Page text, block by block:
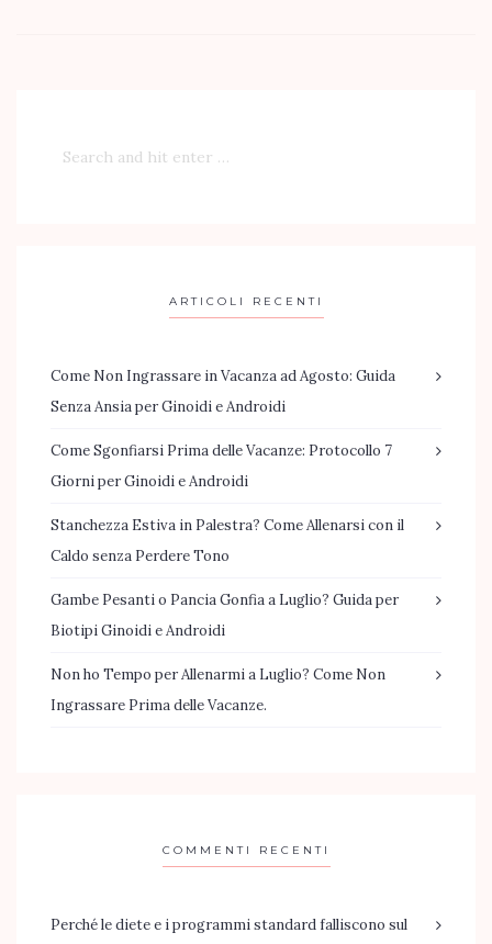
ARTICOLI RECENTI
Come Non Ingrassare in Vacanza ad Agosto: Guida
Senza Ansia per Ginoidi e Androidi
Come Sgonfiarsi Prima delle Vacanze: Protocollo 7
Giorni per Ginoidi e Androidi
Stanchezza Estiva in Palestra? Come Allenarsi con il
Caldo senza Perdere Tono
Gambe Pesanti o Pancia Gonfia a Luglio? Guida per
Biotipi Ginoidi e Androidi
Non ho Tempo per Allenarmi a Luglio? Come Non
Ingrassare Prima delle Vacanze.
COMMENTI RECENTI
Perché le diete e i programmi standard falliscono sul